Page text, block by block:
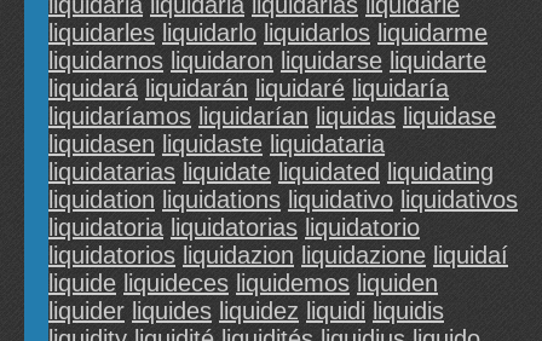
liquidarles liquidarlo liquidarlos liquidarme
liquidarnos liquidaron liquidarse liquidarte
liquidará liquidarán liquidaré liquidaría
liquidaríamos liquidarían liquidas liquidase
liquidasen liquidaste liquidataria
liquidatarias liquidate liquidated
liquidating
liquidation liquidations liquidativo liquidativos
liquidatoria liquidatorias liquidatorio
liquidatorios liquidazion liquidazione liquidaí
liquide liquideces liquidemos liquiden
liquider liquides liquidez liquidi liquidis